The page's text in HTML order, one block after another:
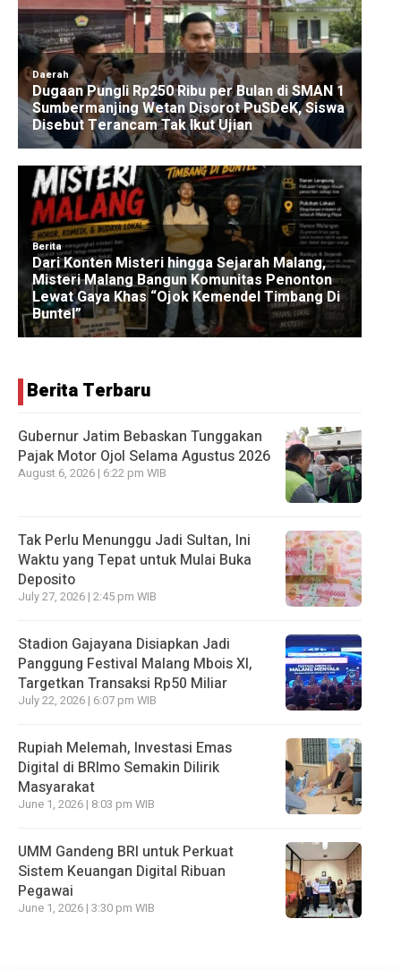
Berita Terbaru
Gubernur Jatim Bebaskan Tunggakan
Pajak Motor Ojol Selama Agustus 2026
August 6, 2026 | 6:22 pm WIB
Tak Perlu Menunggu Jadi Sultan, Ini
Waktu yang Tepat untuk Mulai Buka
Deposito
July 27, 2026 | 2:45 pm WIB
Stadion Gajayana Disiapkan Jadi
Panggung Festival Malang Mbois XI,
Targetkan Transaksi Rp50 Miliar
July 22, 2026 | 6:07 pm WIB
Rupiah Melemah, Investasi Emas
Digital di BRImo Semakin Dilirik
Masyarakat
June 1, 2026 | 8:03 pm WIB
UMM Gandeng BRI untuk Perkuat
Sistem Keuangan Digital Ribuan
Pegawai
June 1, 2026 | 3:30 pm WIB